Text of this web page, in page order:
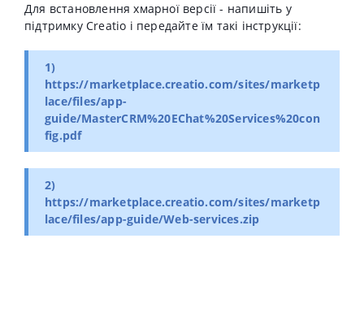
Для встановлення хмарної версії - напишіть у
підтримку Creatio і передайте їм такі інструкції:
1)
https://marketplace.creatio.com/sites/marketp
lace/files/app-
guide/MasterCRM%20EChat%20Services%20con
fig.pdf
2)
https://marketplace.creatio.com/sites/marketp
lace/files/app-guide/Web-services.zip